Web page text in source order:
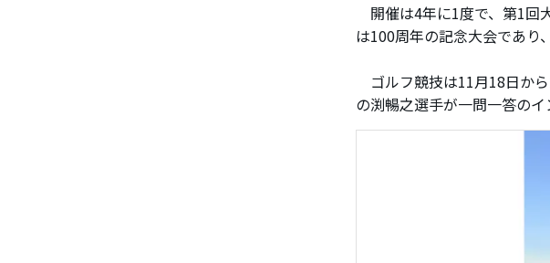
開催は4年に1度で、第1回
は100周年の記念大会であり
ゴルフ競技は11月18日か
の渕暢之選手が一問一答のイ